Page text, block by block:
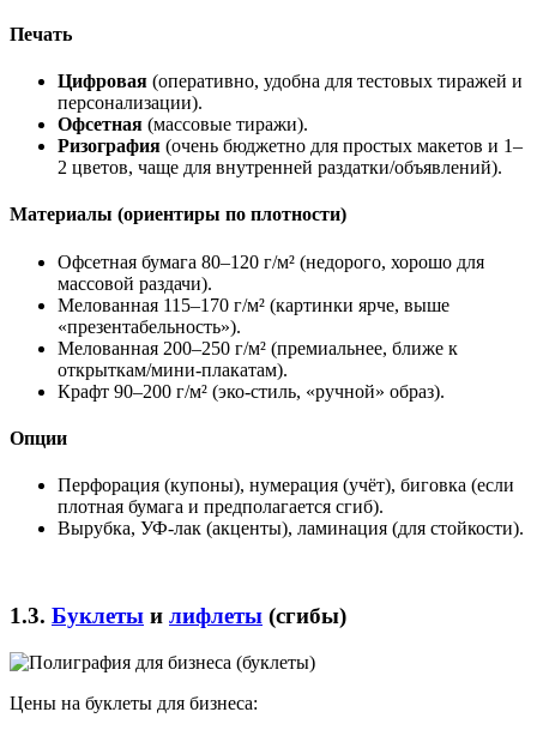
Печать
Цифровая (оперативно, удобна для тестовых тиражей и
персонализации).
Офсетная (массовые тиражи).
Ризография (очень бюджетно для простых макетов и 1–
2 цветов, чаще для внутренней раздатки/объявлений).
Материалы (ориентиры по плотности)
Офсетная бумага 80–120 г/м² (недорого, хорошо для
массовой раздачи).
Мелованная 115–170 г/м² (картинки ярче, выше
«презентабельность»).
Мелованная 200–250 г/м² (премиальнее, ближе к
открыткам/мини-плакатам).
Крафт 90–200 г/м² (эко-стиль, «ручной» образ).
Опции
Перфорация (купоны), нумерация (учёт), биговка (если
плотная бумага и предполагается сгиб).
Вырубка, УФ-лак (акценты), ламинация (для стойкости).
1.3. Буклеты и лифлеты (сгибы)
Цены на буклеты для бизнеса: